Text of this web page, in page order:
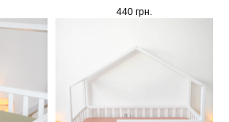
440 грн.